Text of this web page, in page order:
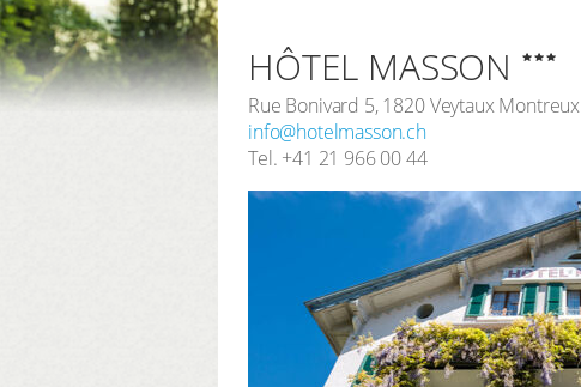
HÔTEL MASSON
Rue Bonivard 5,1820Veytaux Montreux
info@hotelmasson.ch
Tel. +41 21 966 00 44